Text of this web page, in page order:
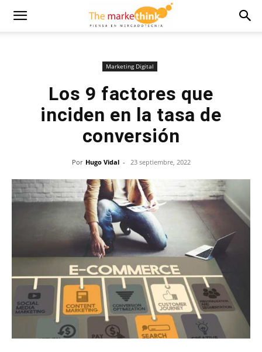
Marketing Digital
Los 9 factores que
inciden en la tasa de
conversión
Por Hugo Vidal - 23 septiembre, 2022